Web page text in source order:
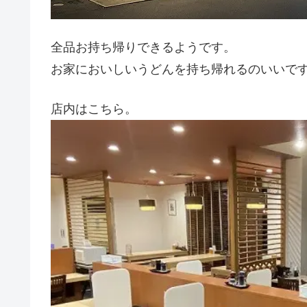
全品お持ち帰りできるようです。
お家においしいうどんを持ち帰れるのいいで
店内はこちら。